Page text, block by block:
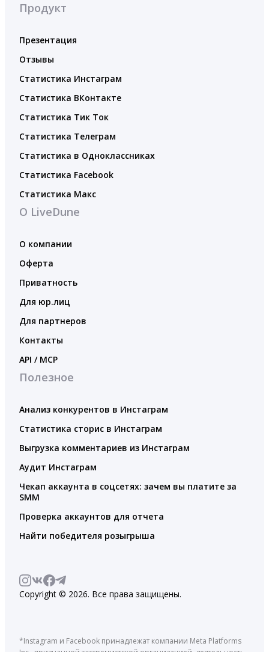
Продукт
Презентация
Отзывы
Статистика Инстаграм
Статистика ВКонтакте
Статистика Тик Ток
Статистика Телеграм
Статистика в Одноклассниках
Статистика Facebook
Статистика Макс
О LiveDune
О компании
Оферта
Приватность
Для юр.лиц
Для партнеров
Контакты
API / MCP
Полезное
Анализ конкурентов в Инстаграм
Статистика сторис в Инстаграм
Выгрузка комментариев из Инстаграм
Аудит Инстаграм
Чекап аккаунта в соцсетях: зачем вы платите за
SMM
Проверка аккаунтов для отчета
Найти победителя розыгрыша
Copyright © 2026. Все права защищены.
*Instagram и Facebook принадлежат компании Meta Platforms